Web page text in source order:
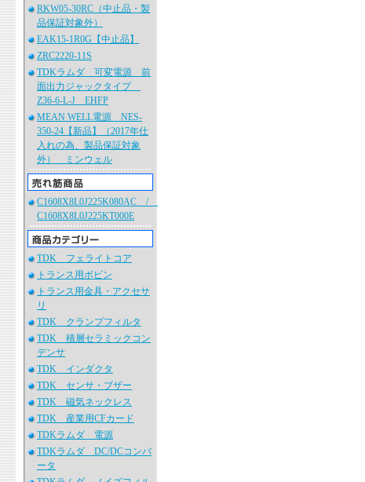
RKW05-30RC（中止品・製
品保証対象外）
EAK15-1R0G【中止品】
ZRC2220-11S
TDKラムダ 可変電源 前
面出力ジャックタイプ
Z36-6-L-J EHFP
MEAN WELL電源 NES-
350-24【新品】（2017年仕
入れの為、製品保証対象
外） ミンウェル
C1608X8L0J225K080AC /
C1608X8L0J225KT000E
TDK フェライトコア
トランス用ボビン
トランス用金具・アクセサ
リ
TDK クランプフィルタ
TDK 積層セラミックコン
デンサ
TDK インダクタ
TDK センサ・ブザー
TDK 磁気ネックレス
TDK 産業用CFカード
TDKラムダ 電源
TDKラムダ DC/DCコンバ
ータ